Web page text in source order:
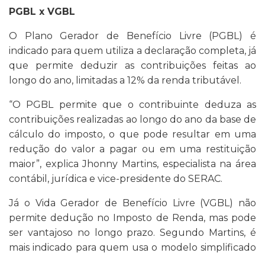
PGBL x VGBL
O Plano Gerador de Benefício Livre (PGBL) é
indicado para quem utiliza a declaração completa, já
que permite deduzir as contribuições feitas ao
longo do ano, limitadas a 12% da renda tributável.
“O PGBL permite que o contribuinte deduza as
contribuições realizadas ao longo do ano da base de
cálculo do imposto, o que pode resultar em uma
redução do valor a pagar ou em uma restituição
maior”, explica Jhonny Martins, especialista na área
contábil, jurídica e vice-presidente do SERAC.
Já o Vida Gerador de Benefício Livre (VGBL) não
permite dedução no Imposto de Renda, mas pode
ser vantajoso no longo prazo. Segundo Martins, é
mais indicado para quem usa o modelo simplificado